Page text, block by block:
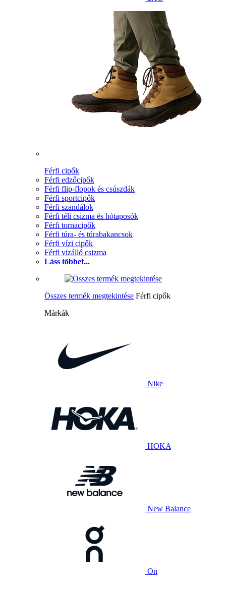
Férfi cipők
Férfi edzőcipők
Férfi flip-flopok és csúszdák
Férfi sportcipők
Férfi szandálok
Férfi téli csizma és hótaposók
Férfi tornacipők
Férfi túra- és túrabakancsok
Férfi vízi cipők
Férfi vizálló csizma
Láss többet...
Összes termék megtekintése Férfi cipők
Márkák
Nike
HOKA
New Balance
On